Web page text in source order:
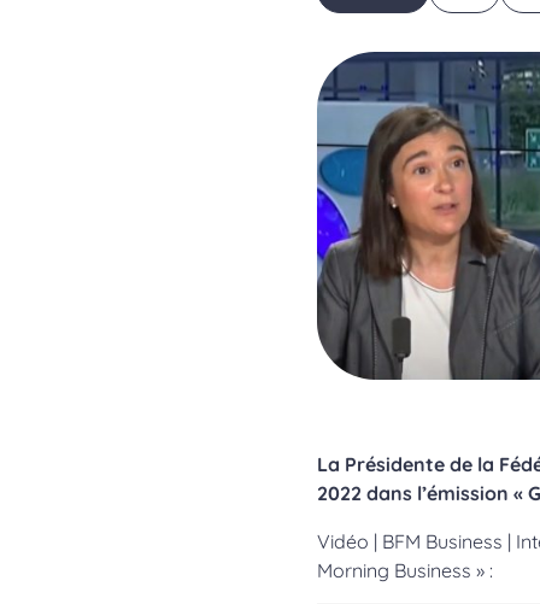
La Présidente de la
2022 dans l’émission «
Vidéo | BFM Business |
Morning Business » :